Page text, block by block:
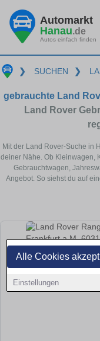
Alle Cookies
Einstellungen
Automarkt
Hanau.de
Autos einfach finden
❯ SUCHEN ❯
gebrauchte Land
Land Rover
Mit der Land Rover-Suche in
deiner Nähe. Ob Kleinwagen,
Gebrauchtwagen,
Angebot. So siehst du auf